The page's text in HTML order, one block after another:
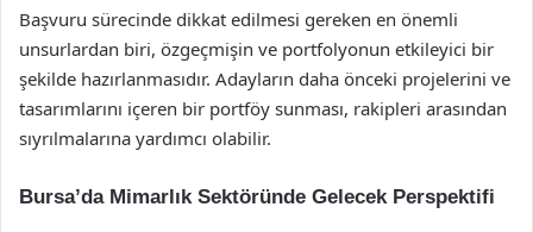
Başvuru sürecinde dikkat edilmesi gereken en önemli
unsurlardan biri, özgeçmişin ve portfolyonun etkileyici bir
şekilde hazırlanmasıdır. Adayların daha önceki projelerini ve
tasarımlarını içeren bir portföy sunması, rakipleri arasından
sıyrılmalarına yardımcı olabilir.
Bursa’da Mimarlık Sektöründe Gelecek Perspektifi